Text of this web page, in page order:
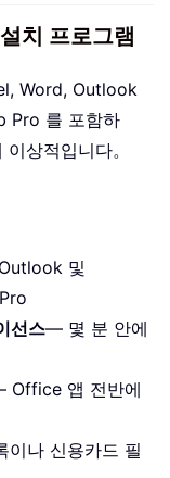
치 프로그램
Word, Outlook
Pro 를 포함하
상적입니다。
및
선스— 몇 분 안에
Office 앱 전반에
나 신용카드 필